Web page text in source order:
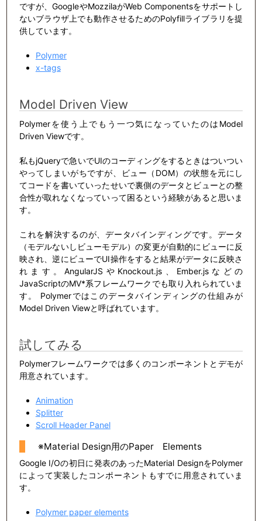
ですが、GoogleやMozzilaがWeb Componentsをサポートし
ないブラウザ上でも動作させるためのPolyfillライブラリを提
供しています。
Polymer
x-tags
Model Driven View
Polymerを使う上でもう一つ気になっていたのはModel
Driven Viewです。
私もjQueryで急いでUIのコーディングをするときはついつい
やってしまいがちですが、ビュー（DOM）の状態を元にし
てコードを書いていったせいで裏側のデータとビューとの整
合性が取れなくなっていって困るという経験があると思いま
す。
これを解決するのが、データバインディングです。データ
（モデルないしビューモデル）の変更が自動的にビューに反
映され、逆にビューでUI操作をすると結果がデータに反映さ
れます。AngularJSやKnockout.js、Ember.jsなどの
JavaScriptのMV*系フレームワークでも取り入れられていま
す。 Polymerではこのデータバインディングの仕組みが
Model Driven Viewと呼ばれています。
試してみる
Polymerフレームワークでは多くのコンポーネントとデモが
用意されています。
Animation
Splitter
Scroll Header Panel
※Material Design用のPaper Elements
Google I/Oの初日に発表のあったMaterial DesignをPolymer
によって実装したコンポーネントもすでに用意されていま
す。
Polymer paper elements